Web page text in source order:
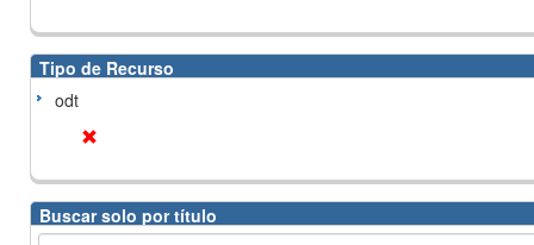
Tipo de Recurso
odt
Buscar solo por título